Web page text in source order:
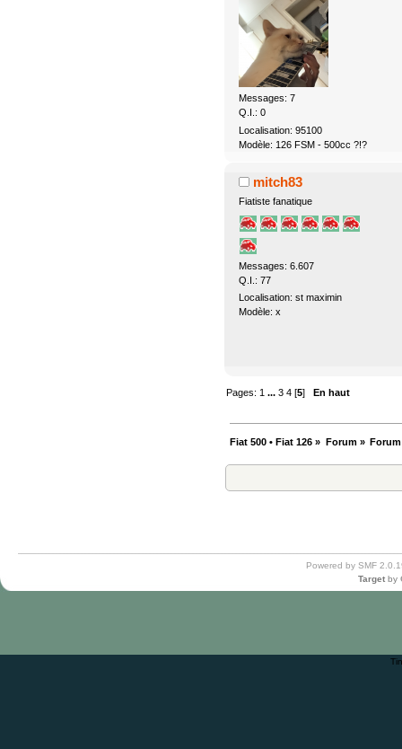
Messages: 7
Q.I.: 0
Localisation: 95100
Modèle: 126 FSM - 500cc ?!?
mitch83
Fiatiste fanatique
Messages: 6.607
Q.I.: 77
Localisation: st maximin
Modèle: x
Pages: 1 ...3 4 [5]En haut
Fiat 500 • Fiat 126 » Forum»
Powered by SMF
Target by